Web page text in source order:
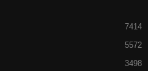
7414
5572
3498